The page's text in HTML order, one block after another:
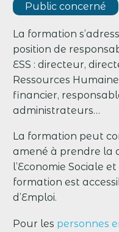
Public concerné
La formation
position de
ESS : directeur,
Ressources
financier,
administrateurs…
La formation peut
amené à prendre la
l’Economie Sociale
formation est
d’Emploi.
Pour les personnes